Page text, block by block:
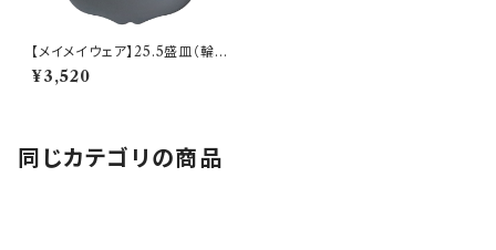
【メイメイウェア】25.5盛皿（輪
花 黒錆) O-M44903
¥3,520
同じカテゴリの商品